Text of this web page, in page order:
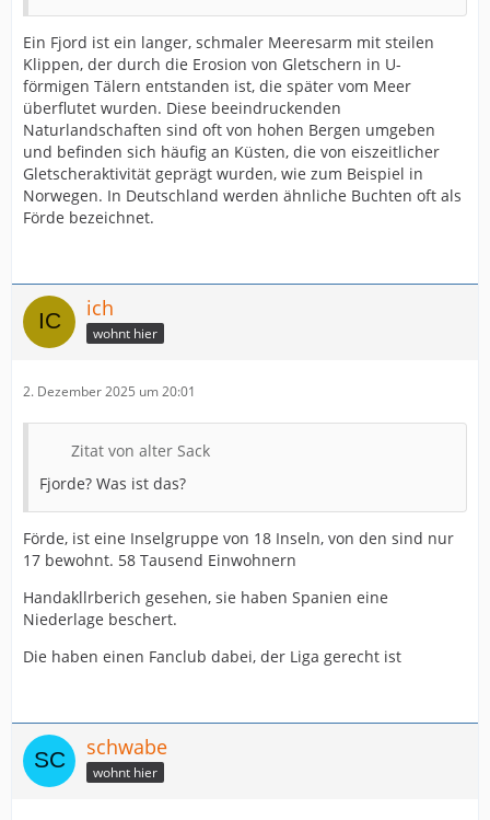
Ein Fjord ist ein langer, schmaler Meeresarm mit steilen
Klippen, der durch die Erosion von Gletschern in U-
förmigen Tälern entstanden ist, die später vom Meer
überflutet wurden. Diese beeindruckenden
Naturlandschaften sind oft von hohen Bergen umgeben
und befinden sich häufig an Küsten, die von eiszeitlicher
Gletscheraktivität geprägt wurden, wie zum Beispiel in
Norwegen. In Deutschland werden ähnliche Buchten oft als
Förde bezeichnet.
ich
wohnt hier
2. Dezember 2025 um 20:01
Zitat von alter Sack
Fjorde? Was ist das?
Förde, ist eine Inselgruppe von 18 Inseln, von den sind nur
17 bewohnt. 58 Tausend Einwohnern
Handakllrberich gesehen, sie haben Spanien eine
Niederlage beschert.
Die haben einen Fanclub dabei, der Liga gerecht ist
schwabe
wohnt hier